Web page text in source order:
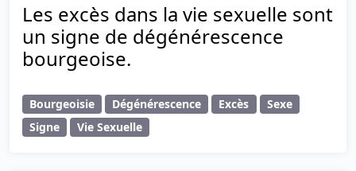
Les excès dans la vie sexuelle sont
un signe de dégénérescence
bourgeoise.
Bourgeoisie Dégénérescence Excès
Sexe
Signe
Vie Sexuelle